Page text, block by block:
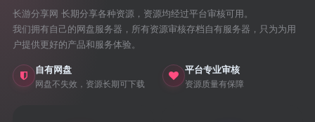
长游分享网 长期分享各种资源，资源均经过平台审核可用。
我们拥有自己的网盘服务器，所有资源审核存档自有服务器，只为为用
户提供更好的产品和服务体验。
自有网盘
网盘不失效，资源长期可下载
平台专业审核
资源质量有保障